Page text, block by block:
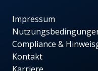
Impressum
Compliance &
Kontakt